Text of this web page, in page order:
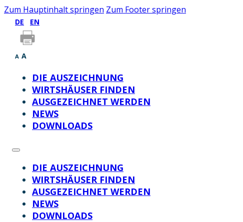
Zum Hauptinhalt springen Zum Footer springen
DE EN
A A
DIE AUSZEICHNUNG
WIRTSHÄUSER FINDEN
AUSGEZEICHNET WERDEN
NEWS
DOWNLOADS
DIE AUSZEICHNUNG
WIRTSHÄUSER FINDEN
AUSGEZEICHNET WERDEN
NEWS
DOWNLOADS